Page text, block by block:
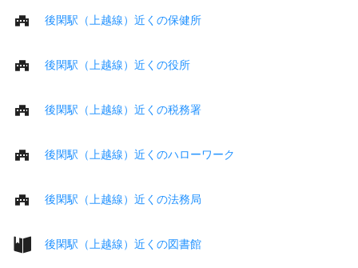
後閑駅（上越線）近くの保健所
後閑駅（上越線）近くの役所
後閑駅（上越線）近くの税務署
後閑駅（上越線）近くのハローワーク
後閑駅（上越線）近くの法務局
後閑駅（上越線）近くの図書館